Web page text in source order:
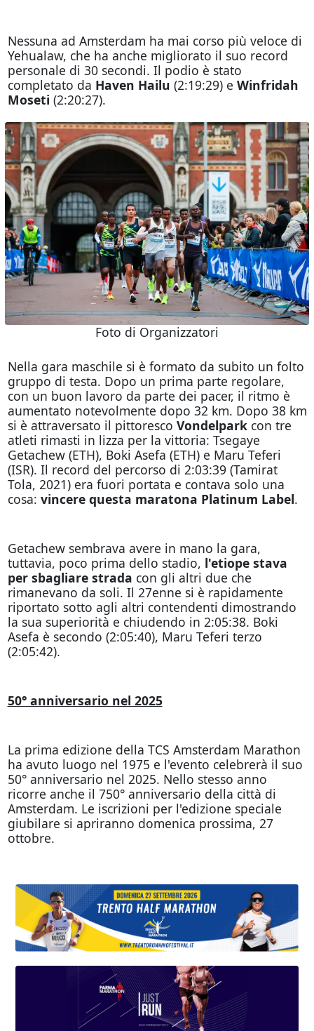
Nessuna ad Amsterdam ha mai corso più veloce di
Yehualaw, che ha anche migliorato il suo record
personale di 30 secondi. Il podio è stato
completato da Haven Hailu (2:19:29) e Winfridah
Moseti (2:20:27).
Foto di Organizzatori
Nella gara maschile si è formato da subito un folto
gruppo di testa. Dopo un prima parte regolare,
con un buon lavoro da parte dei pacer, il ritmo è
aumentato notevolmente dopo 32 km. Dopo 38 km
si è attraversato il pittoresco Vondelparkcon tre
atleti rimasti in lizza per la vittoria: Tsegaye
Getachew (ETH), Boki Asefa (ETH) e Maru Teferi
(ISR). Il record del percorso di 2:03:39 (Tamirat
Tola, 2021) era fuori portata e contava solo una
cosa: vincere questa maratona Platinum Label.
Getachew sembrava avere in mano la gara,
tuttavia, poco prima dello stadio, l'etiope stava
per sbagliare strada con gli altri due che
rimanevano da soli. Il 27enne si è rapidamente
riportato sotto agli altri contendenti dimostrando
la sua superiorità e chiudendo in 2:05:38. Boki
Asefa è secondo (2:05:40), Maru Teferi terzo
(2:05:42).
50° anniversario nel 2025
La prima edizione della TCS Amsterdam Marathon
ha avuto luogo nel 1975 e l'evento celebrerà il suo
50° anniversario nel 2025. Nello stesso anno
ricorre anche il 750° anniversario della città di
Amsterdam. Le iscrizioni per l'edizione speciale
giubilare si apriranno domenica prossima, 27
ottobre.